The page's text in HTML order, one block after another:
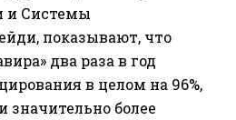
и Системы
показывают, что
два раза в год
в целом на 96%,
значительно более